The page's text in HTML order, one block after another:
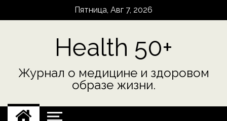
Пятница, Авг 7, 2026
Health 50+
Журнал о медицине и здоровом
образе жизни.